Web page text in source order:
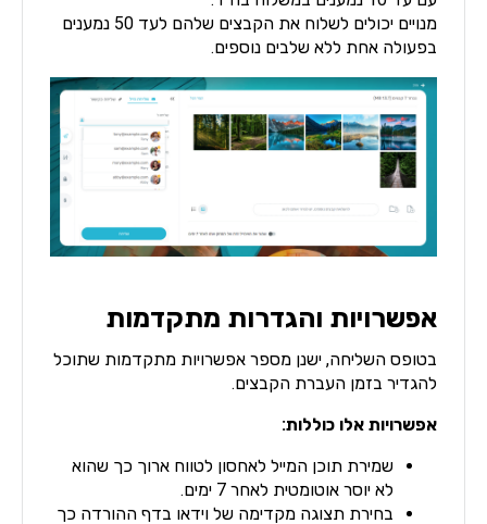
מנויים יכולים לשלוח את הקבצים שלהם לעד 50 נמענים
בפעולה אחת ללא שלבים נוספים.
אפשרויות והגדרות מתקדמות
בטופס השליחה, ישנן מספר אפשרויות מתקדמות שתוכל
להגדיר בזמן העברת הקבצים.
אפשרויות אלו כוללות:
שמירת תוכן המייל לאחסון לטווח ארוך כך שהוא
לא יוסר אוטומטית לאחר 7 ימים.
בחירת תצוגה מקדימה של וידאו בדף ההורדה כך